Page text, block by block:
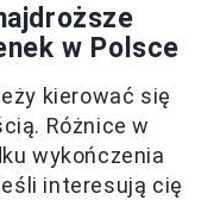
w Polsce
kierować się
Różnice w
wykończenia
interesują cię